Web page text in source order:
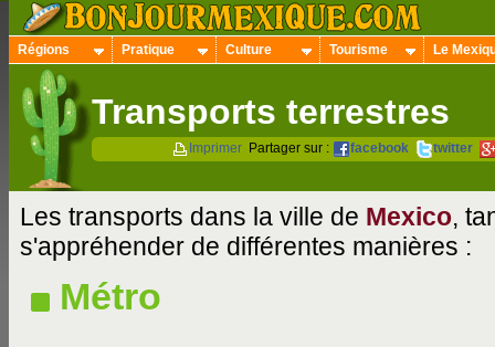
Régions Pratique Culture Tourisme Le
Transports terrestres
Imprimer Partager sur : facebook twitter
Les transports dans la ville de Mexico,
s'appréhender de différentes manières :
Métro